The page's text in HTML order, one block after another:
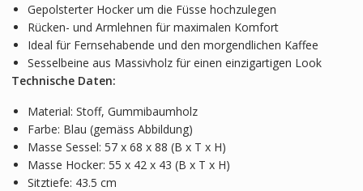
Gepolsterter Hocker um die Füsse hochzulegen
Rücken- und Armlehnen für maximalen Komfort
Ideal für Fernsehabende und den morgendlichen Kaffee
Sesselbeine aus Massivholz für einen einzigartigen Look
Technische Daten:
Material: Stoff, Gummibaumholz
Farbe: Blau (gemäss Abbildung)
Masse Sessel: 57 x 68 x 88 (B x T x H)
Masse Hocker: 55 x 42 x 43 (B x T x H)
Sitztiefe: 43.5 cm